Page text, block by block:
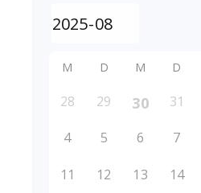
M D M D
28 29 30 31
4 5 6 7
11 12 13 14